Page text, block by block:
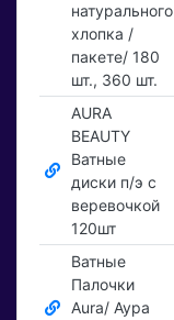
натурального
хлопка /
пакете/ 180
шт., 360 шт.
AURA
BEAUTY
Ватные
диски п/э с
веревочкой
120шт
Ватные
Палочки
Aura/ Аура